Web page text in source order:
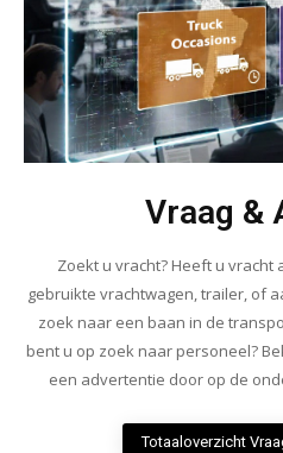
Vraag &
Zoekt u vracht? Heeft u vracht
gebruikte vrachtwagen, trailer, of
zoek naar een baan in de
bent u op zoek naar personeel?
een advertentie door op de
Totaaloverzicht